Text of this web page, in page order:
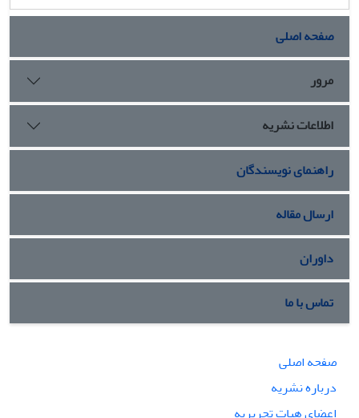
صفحه اصلی
مرور
اطلاعات نشریه
راهنمای نویسندگان
ارسال مقاله
داوران
تماس با ما
صفحه اصلی
درباره نشریه
اعضای هیات تحریریه